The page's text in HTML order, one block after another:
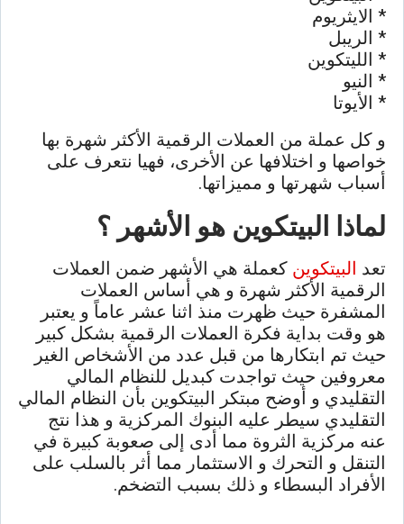
* الايثريوم
* الريبل
* الليتكوين
* النيو
* الأيوتا
و كل عملة من العملات الرقمية الأكثر شهرة بها
خواصها و اختلافها عن الأخرى، فهيا نتعرف على
أسباب شهرتها و مميزاتها.
لماذا البيتكوين هو الأشهر ؟
تعد البيتكوين كعملة هي الأشهر ضمن العملات
الرقمية الأكثر شهرة و هي أساس العملات
المشفرة حيث ظهرت منذ اثنا عشر عاماً و يعتبر
هو وقت بداية فكرة العملات الرقمية بشكل كبير
حيث تم ابتكارها من قبل عدد من الأشخاص الغير
معروفين حيث تواجدت كبديل للنظام المالي
التقليدي و أوضح مبتكر البيتكوين بأن النظام المالي
التقليدي سيطر عليه البنوك المركزية و هذا نتج
عنه مركزية الثروة مما أدى إلى صعوبة كبيرة في
التنقل و التحرك و الاستثمار مما أثر بالسلب على
الأفراد البسطاء و ذلك بسبب التضخم.